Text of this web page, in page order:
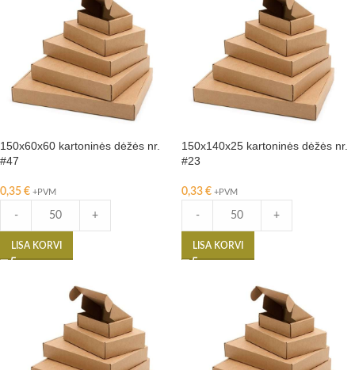
150x60x60 kartoninės dėžės nr.
#47
0,35 € +PVM
- +
LISA KORVI
150x140x25 kartoninės dėžės nr.
#23
0,33 € +PVM
- +
LISA KORVI